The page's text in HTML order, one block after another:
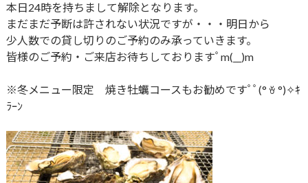
本日24時を持ちまして解除となります。
まだまだ予断は許されない状況ですが・・・明日から
少人数での貸し切りのご予約のみ承っていきます。
皆様のご予約・ご来店お待ちしておりますﾟm(__)m
※冬メニュー限定 焼き牡蠣コースもお勧めですﾟﾟ(° ꈊ °)✧ｷ
ﾗｰﾝ